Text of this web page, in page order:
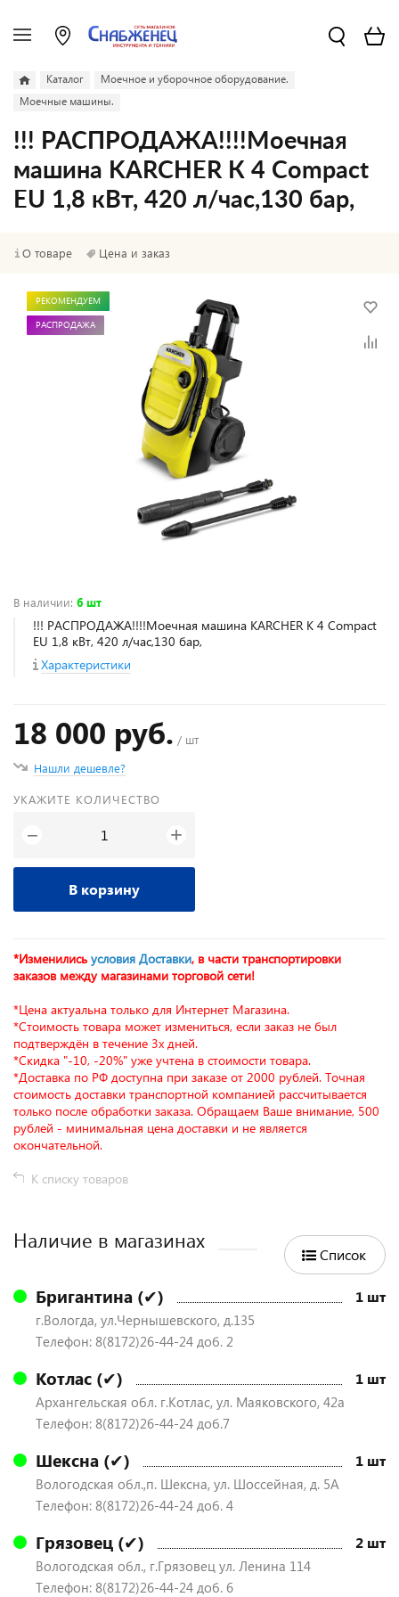
Каталог
Моечное и уборочное оборудование.
Моечные машины.
!!! РАСПРОДАЖА!!!!Моечная
машина KARCHER К 4 Compact
EU 1,8 кВт, 420 л/час,130 бар,
О товаре Цена и заказ
РЕКОМЕНДУЕМ
РАСПРОДАЖА
В наличии: 6 шт
!!! РАСПРОДАЖА!!!!Моечная машина KARCHER К 4 Compact
EU 1,8 кВт, 420 л/час,130 бар,
Характеристики
18 000 руб. / шт
Нашли дешевле?
УКАЖИТЕ КОЛИЧЕСТВО
− +
В корзину
*Изменились условия Доставки, в части транспортировки
заказов между магазинами торговой сети!
*Цена актуальна только для Интернет Магазина.
*Стоимость товара может измениться, если заказ не был
подтверждён в течение 3х дней.
*Скидка "-10, -20%" уже учтена в стоимости товара.
*Доставка по РФ доступна при заказе от 2000 рублей. Точная
стоимость доставки транспортной компанией рассчитывается
только после обработки заказа. Обращаем Ваше внимание, 500
рублей - минимальная цена доставки и не является
окончательной.
К списку товаров
Наличие в магазинах
Список
Бригантина (✔) 1 шт
г.Вологда, ул.Чернышевского, д.135
Телефон: 8(8172)26-44-24 доб. 2
Котлас (✔) 1 шт
Архангельская обл. г.Котлас, ул. Маяковского, 42а
Телефон: 8(8172)26-44-24 доб.7
Шексна (✔) 1 шт
Вологодская обл.,п. Шексна, ул. Шоссейная, д. 5А
Телефон: 8(8172)26-44-24 доб. 4
Грязовец (✔) 2 шт
Вологодская обл., г.Грязовец ул. Ленина 114
Телефон: 8(8172)26-44-24 доб. 6